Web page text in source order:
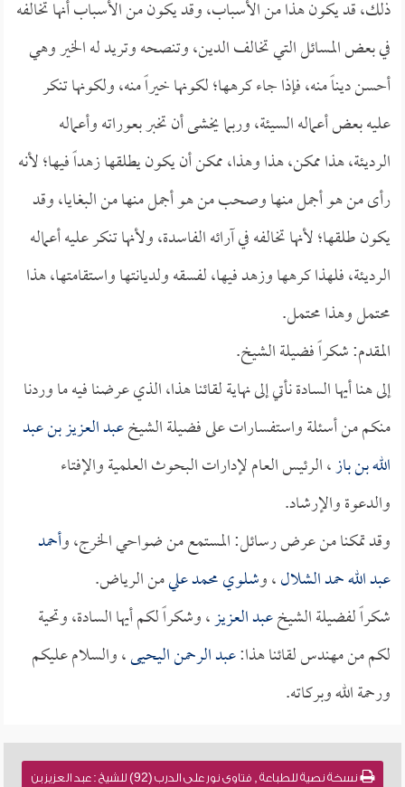
ذلك، قد يكون هذا من الأسباب، وقد يكون من الأسباب أنها تخالفه
في بعض المسائل التي تخالف الدين، وتنصحه وتريد له الخير وهي
أحسن ديناً منه، فإذا جاء كرهها؛ لكونها خيراً منه، ولكونها تنكر
عليه بعض أعماله السيئة، وربما يخشى أن تخبر بعوراته وأعماله
الرديئة، هذا ممكن، هذا وهذا، ممكن أن يكون يطلقها زهداً فيها؛ لأنه
رأى من هو أجمل منها وصحب من هو أجمل منها من البغايا، وقد
يكون طلقها؛ لأنها تخالفه في آرائه الفاسدة، ولأنها تنكر عليه أعماله
الرديئة، فلهذا كرهها وزهد فيها، لفسقه ولديانتها واستقامتها، هذا
محتمل وهذا محتمل.
المقدم: شكراً فضيلة الشيخ.
إلى هنا أيها السادة نأتي إلى نهاية لقائنا هذا، الذي عرضنا فيه ما وردنا
منكم من أسئلة واستفسارات على فضيلة الشيخعبد العزيز بن عبد
الله بن باز، الرئيس العام لإدارات البحوث العلمية والإفتاء
والدعوة والإرشاد.
وقد تمكنا من عرض رسائل: المستمع من ضواحي الخرج، وأحمد
عبد الله حمد الشلال، وشلوي محمد عليمن الرياض.
شكراً لفضيلة الشيخعبد العزيز، وشكراً لكم أيها السادة، وتحية
لكم من مهندس لقائنا هذا:عبد الرحمن اليحيى، والسلام عليكم
ورحمة الله وبركاته.
نسخة نصية للطباعة , فتاوى نور على الدرب (92) للشيخ : عبد العزيز بن